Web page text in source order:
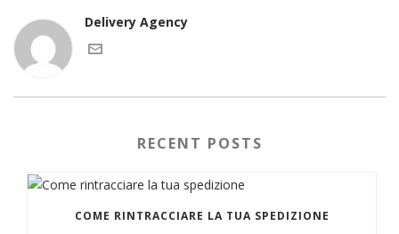
Delivery Agency
RECENT POSTS
COME RINTRACCIARE LA TUA SPEDIZIONE